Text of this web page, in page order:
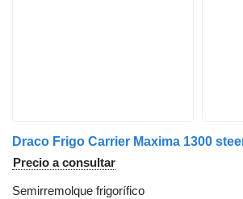
Precio a consultar
Semirremolque frigorífico